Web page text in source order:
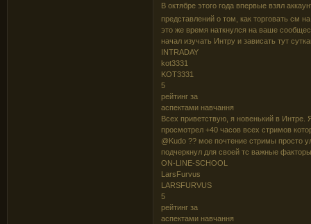
В октябре этого года впервые взял
представлений о том, как торговать см
это же время наткнулся на ваше
начал изучать Интру и зависать тут
INTRADAY
kot3331
KOT3331
5
рейтинг за
аспектами навчання
Всех приветствую, я новенький в
просмотрел +40 часов всех стримов
@Kudo ?? мое почтение стримы просто
подчеркнул для своей тс важные
ON-LINE-SCHOOL
LarsFurvus
LARSFURVUS
5
рейтинг за
аспектами навчання